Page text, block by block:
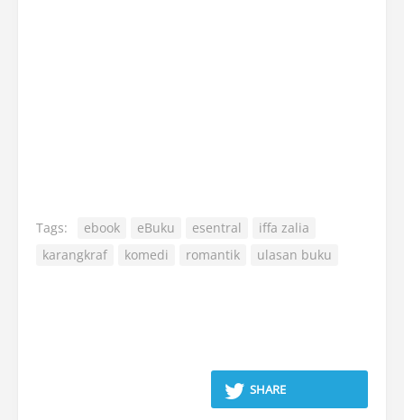
Tags: ebook eBuku esentral
iffa zalia
karangkraf
komedi romantik ulasan buku
SHARE